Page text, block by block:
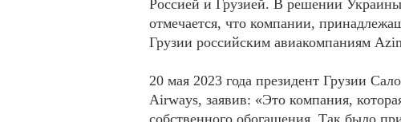
Россией и Грузией. В решении
отмечается, что компании,
Грузии российским авиакомпаниям
20 мая 2023 года президент Грузии
Airways, заявив: «Это компания,
собственного обогащения. Так было